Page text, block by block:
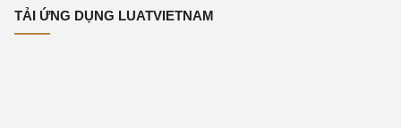
TẢI ỨNG DỤNG LUATVIETNAM